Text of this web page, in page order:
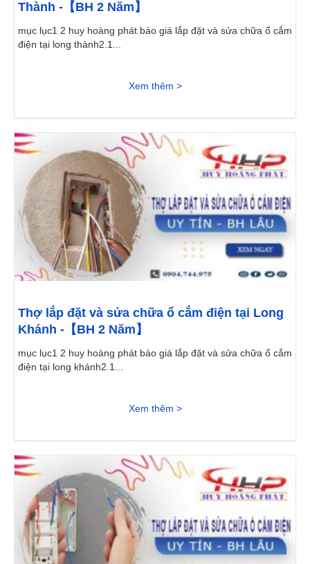
Thành -【BH 2 Năm】
mục lục1 2 huy hoàng phát báo giá lắp đặt và sửa chữa ổ cắm
điện tại long thành2.1...
Xem thêm >
Thợ lắp đặt và sửa chữa ổ cắm điện tại Long
Khánh -【BH 2 Năm】
mục lục1 2 huy hoàng phát báo giá lắp đặt và sửa chữa ổ cắm
điện tại long khánh2.1...
Xem thêm >